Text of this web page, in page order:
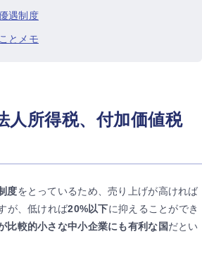
遇制度
とメモ
人所得税、付加価値税
度をとっているため、売り上げが高ければ
が、低ければ20%以下に抑えることができ
比較的小さな中小企業にも有利な国だとい